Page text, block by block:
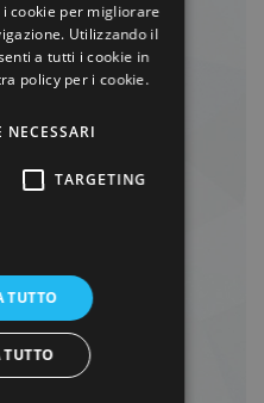
cookie per migliorare
Utilizzando il
a tutti i cookie in
policy per i cookie.
NECESSARI
TARGETING
TUTTO